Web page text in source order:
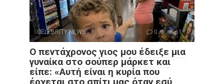
CELEBRITY NEWS 0 61
Ο πεντάχρονος γιος μου έδειξε μια
γυναίκα στο σούπερ μάρκετ και
είπε: «Αυτή είναι η κυρία που
έρχεται στο σπίτι μας όταν εσύ